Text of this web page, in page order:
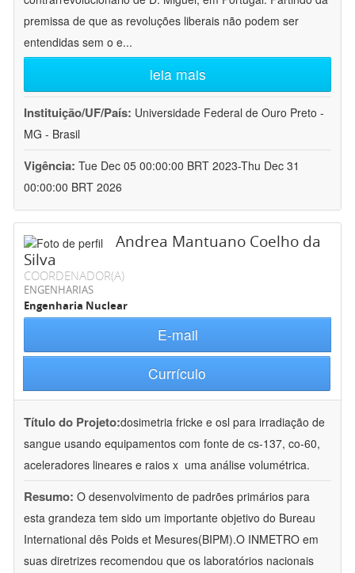
premissa de que as revoluções liberais não podem ser
entendidas sem o e...
leia mais
Instituição/UF/País: Universidade Federal de Ouro Preto -
MG - Brasil
Vigência: Tue Dec 05 00:00:00 BRT 2023-Thu Dec 31
00:00:00 BRT 2026
Andrea Mantuano Coelho da
Silva
COORDENADOR(A)
ENGENHARIAS
Engenharia Nuclear
E-mail
Currículo
Título do Projeto:dosimetria fricke e osl para irradiação de
sangue usando equipamentos com fonte de cs-137, co-60,
aceleradores lineares e raios x  uma análise volumétrica.
Resumo: O desenvolvimento de padrões primários para
esta grandeza tem sido um importante objetivo do Bureau
International dês Poids et Mesures(BIPM).O INMETRO em
suas diretrizes recomendou que os laboratórios nacionais